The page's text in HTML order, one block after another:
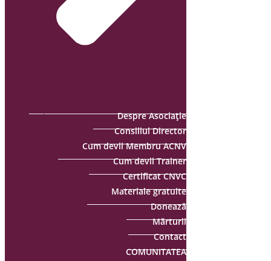
Despre Asociație
Consiliul Director
Cum devii Membru ACNV
Cum devii Trainer
Certificat CNVC
Materiale gratuite
Donează
Mărturii
Contact
COMUNITATEA